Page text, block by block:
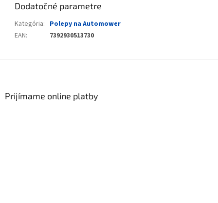
Dodatočné parametre
Kategória: Polepy na Automower
EAN: 7392930513730
Prijímame online platby